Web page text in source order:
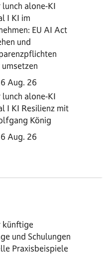
lunch alone-KI
I KI im
EU AI Act
und
umsetzen
Aug. 26
lunch alone-KI
I KI Resilienz mit
König
Aug. 26
künftige
und Schulungen
Praxisbeispiele